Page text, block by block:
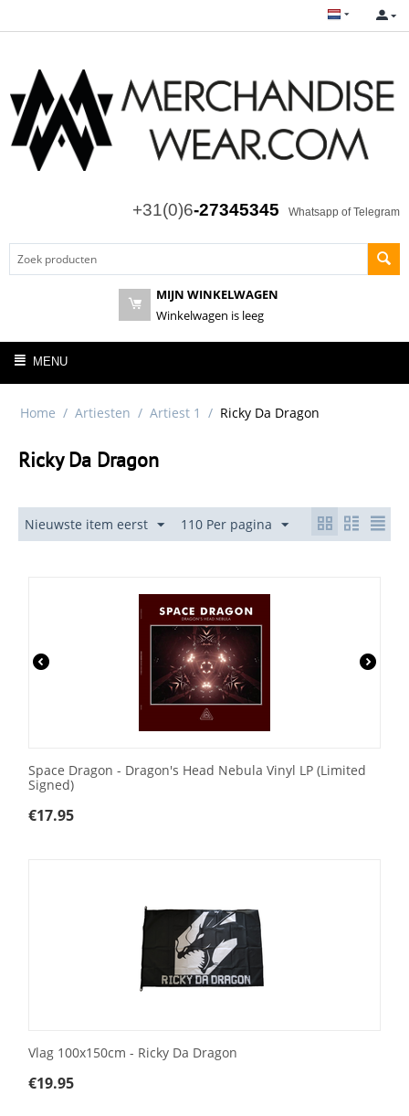
+31(0)6-27345345 Whatsapp of Telegram
MIJN WINKELWAGEN
Winkelwagen is leeg
MENU
Home / Artiesten / Artiest 1 / Ricky Da Dragon
Ricky Da Dragon
Nieuwste item eerst 110 Per pagina
Space Dragon - Dragon's Head Nebula Vinyl LP (Limited
Signed)
€17.95
Vlag 100x150cm - Ricky Da Dragon
€19.95